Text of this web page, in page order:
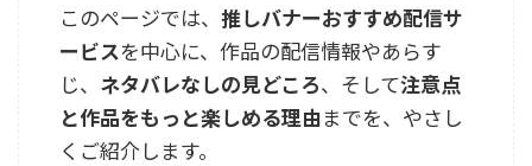
このページでは、 推しバナーおすすめ配信サ
ービスを中心に、作品の配信情報やあらす
じ、 ネタバレなしの見どころ、そして注意点
と作品をもっと楽しめる理由までを、やさし
くご紹介します。